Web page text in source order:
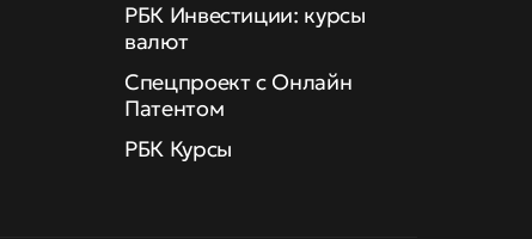
РБК Инвестиции: курсы
валют
Спецпроект с Онлайн
Патентом
РБК Курсы